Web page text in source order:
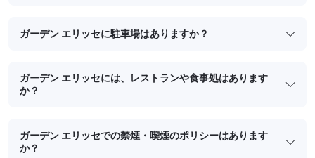
ガーデン エリッセに駐車場はありますか？
ガーデン エリッセには、レストランや食事処はあります
か？
ガーデン エリッセでの禁煙・喫煙のポリシーはあります
か？